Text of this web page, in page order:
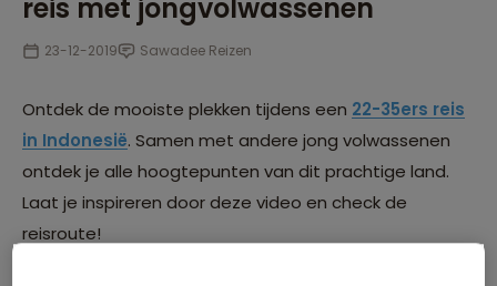
reis met jongvolwassenen
23-12-2019 Sawadee Reizen
Ontdek de mooiste plekken tijdens een 22-35ers reis
in Indonesië. Samen met andere jong volwassenen
ontdek je alle hoogtepunten van dit prachtige land.
Laat je inspireren door deze video en check de
reisroute!